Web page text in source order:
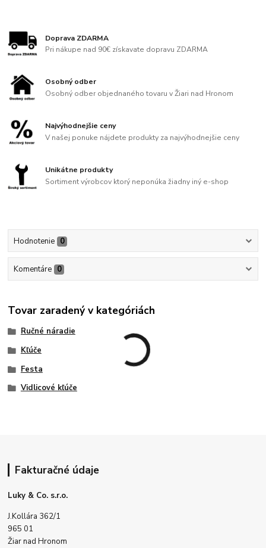
Doprava ZDARMA
Pri nákupe nad 90€ získavate dopravu ZDARMA
Osobný odber
Osobný odber objednaného tovaru v Žiari nad Hronom
Najvýhodnejšie ceny
V našej ponuke nájdete produkty za najvýhodnejšie ceny
Unikátne produkty
Sortiment výrobcov ktorý neponúka žiadny iný e-shop
Hodnotenie 0
Komentáre 0
Tovar zaradený v kategóriách
Ručné náradie
Kľúče
Festa
Vidlicové kľúče
Fakturačné údaje
Luky & Co. s.r.o.
J.Kollára 362/1
965 01
Žiar nad Hronom